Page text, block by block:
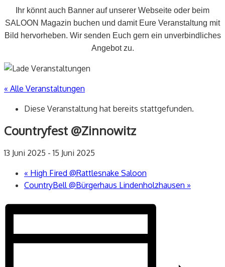
Ihr könnt auch Banner auf unserer Webseite oder beim
SALOON Magazin buchen und damit Eure Veranstaltung mit
Bild hervorheben. Wir senden Euch gern ein unverbindliches
Angebot zu.
« Alle Veranstaltungen
Diese Veranstaltung hat bereits stattgefunden.
Countryfest @Zinnowitz
13 Juni 2025 -15 Juni 2025
« High Fired @Rattlesnake Saloon
CountryBell @Bürgerhaus Lindenholzhausen »